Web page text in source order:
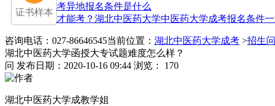
湖北成考异地报名条件是什么
医学生才能考？湖北中医药大学中医药大学成考报名条件一
咨询电话：027-86646545当前位置： 湖北中医药大学成考 >招生
湖北中医药大学函授大专试题难度怎么样？
问 发布日期：2020-10-16 09:44 浏览： 170
湖北中医药大学成教学姐
证书样本